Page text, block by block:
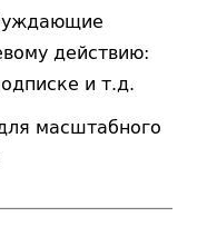
действию:
и т.д.
масштабного